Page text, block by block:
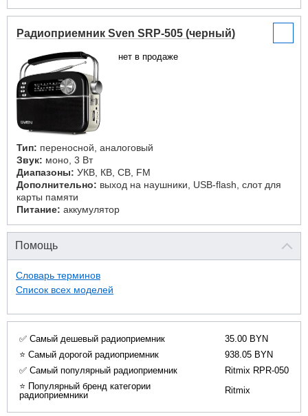
Радиоприемник Sven SRP-505 (черный)
нет в продаже
Тип: переносной, аналоговый
Звук: моно, 3 Вт
Диапазоны: УКВ, КВ, СВ, FM
Дополнительно: выход на наушники, USB-flash, слот для
карты памяти
Питание: аккумулятор
Помощь
Словарь терминов
Список всех моделей
✅ Самый дешевый радиоприемник
35.00 BYN
⭐ Самый дорогой радиоприемник
938.05 BYN
✅ Самый популярный радиоприемник
Ritmix RPR-050
⭐ Популярный бренд категории
радиоприемники
Ritmix